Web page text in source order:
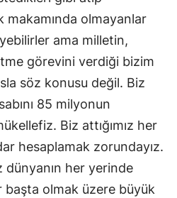
makamında olmayanlar
ama milletin,
görevini verdiği bizim
söz konusu değil. Biz
85 milyonun
Biz attığımız her
hesaplamak zorundayız.
her yerinde
başta olmak üzere büyük